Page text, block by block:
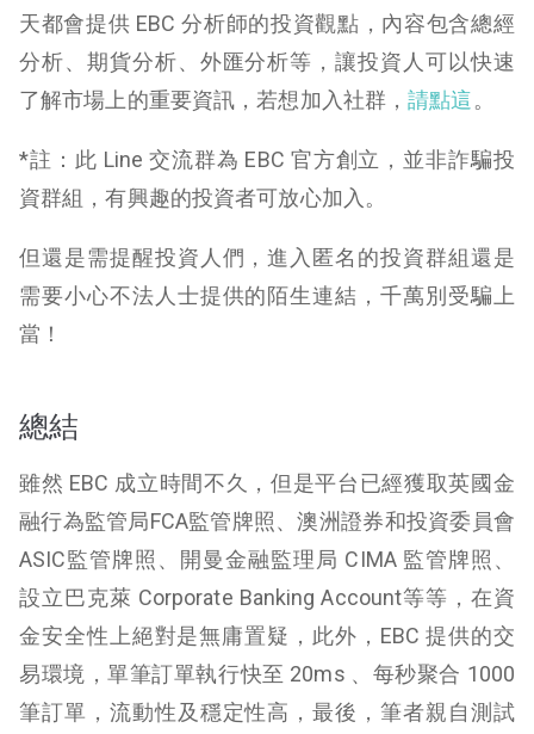
天都會提供 EBC 分析師的投資觀點，內容包含總經
分析、期貨分析、外匯分析等，讓投資人可以快速
了解市場上的重要資訊，若想加入社群，請點這。
*註：此 Line 交流群為 EBC 官方創立，並非詐騙投
資群組，有興趣的投資者可放心加入。
但還是需提醒投資人們，進入匿名的投資群組還是
需要小心不法人士提供的陌生連結，千萬別受騙上
當！
總結
雖然 EBC 成立時間不久，但是平台已經獲取英國金
融行為監管局FCA監管牌照、澳洲證券和投資委員會
ASIC監管牌照、開曼金融監理局 CIMA 監管牌照、
設立巴克萊 Corporate Banking Account等等，在資
金安全性上絕對是無庸置疑，此外，EBC 提供的交
易環境，單筆訂單執行快至 20ms 、每秒聚合 1000
筆訂單，流動性及穩定性高，最後，筆者親自測試